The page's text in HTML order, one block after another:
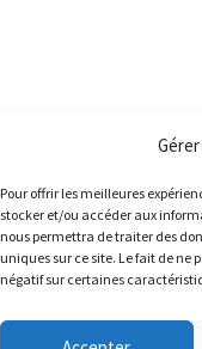
Pour offrir les meilleures
stocker et/ou accéder aux
nous permettra de traiter des
uniques sur ce site. Le fait de ne
négatif sur certaines